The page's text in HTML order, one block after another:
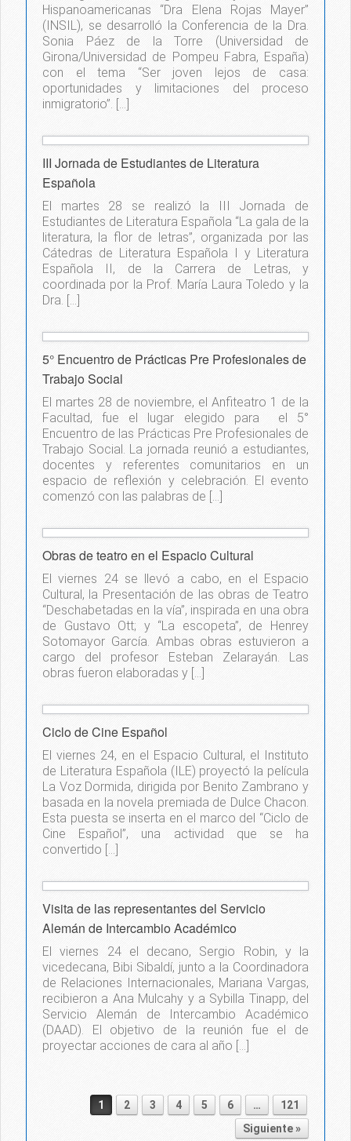
Hispanoamericanas “Dra Elena Rojas Mayer”
(INSIL), se desarrolló la Conferencia de la Dra.
Sonia Páez de la Torre (Universidad de
Girona/Universidad de Pompeu Fabra, España)
con el tema “Ser joven lejos de casa:
oportunidades y limitaciones del proceso
inmigratorio”. […]
III Jornada de Estudiantes de Literatura
Española
El martes 28 se realizó la III Jornada de
Estudiantes de Literatura Española “La gala de la
literatura, la flor de letras”, organizada por las
Cátedras de Literatura Española I y Literatura
Española II, de la Carrera de Letras, y
coordinada por la Prof. María Laura Toledo y la
Dra. […]
5° Encuentro de Prácticas Pre Profesionales de
Trabajo Social
El martes 28 de noviembre, el Anfiteatro 1 de la
Facultad, fue el lugar elegido para el 5°
Encuentro de las Prácticas Pre Profesionales de
Trabajo Social. La jornada reunió a estudiantes,
docentes y referentes comunitarios en un
espacio de reflexión y celebración. El evento
comenzó con las palabras de […]
Obras de teatro en el Espacio Cultural
El viernes 24 se llevó a cabo, en el Espacio
Cultural, la Presentación de las obras de Teatro
“Deschabetadas en la vía”, inspirada en una obra
de Gustavo Ott; y “La escopeta”, de Henrey
Sotomayor García. Ambas obras estuvieron a
cargo del profesor Esteban Zelarayán. Las
obras fueron elaboradas y […]
Ciclo de Cine Español
El viernes 24, en el Espacio Cultural, el Instituto
de Literatura Española (ILE) proyectó la película
La Voz Dormida, dirigida por Benito Zambrano y
basada en la novela premiada de Dulce Chacon.
Esta puesta se inserta en el marco del “Ciclo de
Cine Español”, una actividad que se ha
convertido […]
Visita de las representantes del Servicio
Alemán de Intercambio Académico
El viernes 24 el decano, Sergio Robin, y la
vicedecana, Bibi Sibaldí, junto a la Coordinadora
de Relaciones Internacionales, Mariana Vargas,
recibieron a Ana Mulcahy y a Sybilla Tinapp, del
Servicio Alemán de Intercambio Académico
(DAAD). El objetivo de la reunión fue el de
proyectar acciones de cara al año […]
Post navigation
1 2 3 4 5 6 …
121
Siguiente »